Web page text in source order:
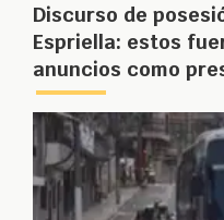
Discurso de
Espriella: estos
anuncios como